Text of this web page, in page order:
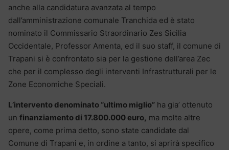
anche alla candidatura avanzata al tempo
dall’amministrazione comunale Tranchida ed è stato
nominato il Commissario Straordinario Zes Sicilia
Occidentale, Professor Amenta, ed il suo staff, il comune di
Trapani si è confrontato sia per la gestione dell’area Zec
che per il complesso degli interventi Infrastrutturali per le
Zone Economiche Speciali.
L’intervento denominato “ultimo miglio” ha gia’ ottenuto
un finanziamento di 17.800.000 euro, ma molte altre
opere, come prima detto, sono state candidate dal
Comune di Trapani e, in ordine a tanto, si aprirà specifico